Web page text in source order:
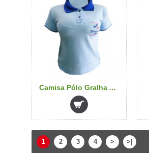
Camisa Pólo Gralha Azul
1 2 3 4 > >|